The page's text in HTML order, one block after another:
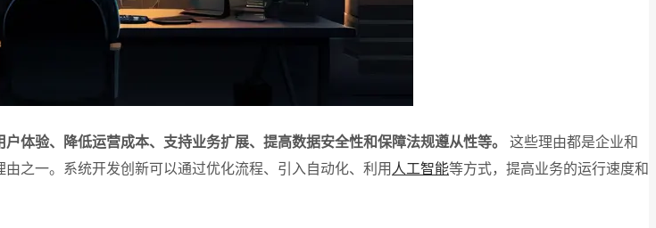
体验、降低运营成本、支持业务扩展、提高数据安全性和保障法规遵从性等。
这些理由都是企业和
由之一。系统开发创新可以通过优化流程、引入自动化、利用 人工智能等方式，提高业务的运行速度和